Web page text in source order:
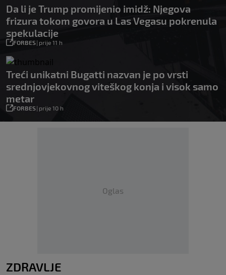
Da li je Trump promijenio imidž: Njegova
frizura tokom govora u Las Vegasu pokrenula
spekulacije
FORBES| prije 11 h
Treći unikatni Bugatti nazvan je po vrsti
srednjovjekovnog viteškog konja i visok samo
metar
FORBES| prije 10 h
Oglas
ZDRAVLJE